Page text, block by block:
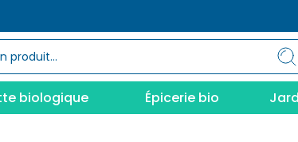
biologique Épicerie bio